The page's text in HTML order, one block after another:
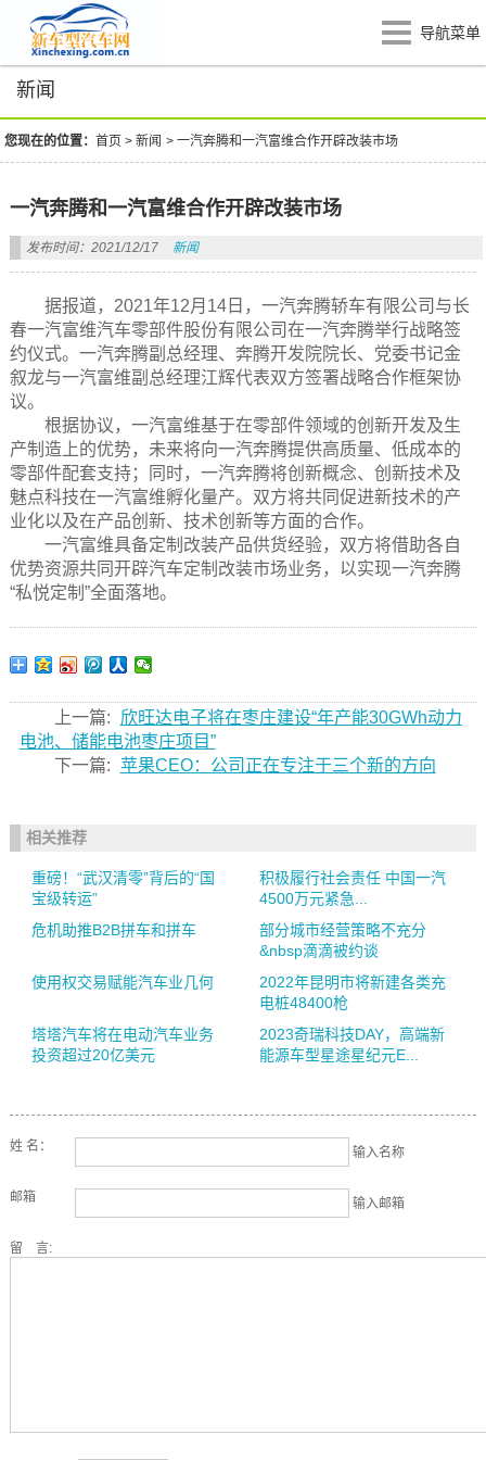
导航菜单
新闻
您现在的位置：首页 >新闻 >一汽奔腾和一汽富维合作开辟改装市场
一汽奔腾和一汽富维合作开辟改装市场
发布时间：2021/12/17 新闻
据报道，2021年12月14日，一汽奔腾轿车有限公司与长
春一汽富维汽车零部件股份有限公司在一汽奔腾举行战略签
约仪式。一汽奔腾副总经理、奔腾开发院院长、党委书记金
叙龙与一汽富维副总经理江辉代表双方签署战略合作框架协
议。
根据协议，一汽富维基于在零部件领域的创新开发及生
产制造上的优势，未来将向一汽奔腾提供高质量、低成本的
零部件配套支持；同时，一汽奔腾将创新概念、创新技术及
魅点科技在一汽富维孵化量产。双方将共同促进新技术的产
业化以及在产品创新、技术创新等方面的合作。
一汽富维具备定制改装产品供货经验，双方将借助各自
优势资源共同开辟汽车定制改装市场业务，以实现一汽奔腾
“私悦定制”全面落地。
上一篇:
欣旺达电子将在枣庄建设“年产能30GWh动力
电池、储能电池枣庄项目”
下一篇: 苹果CEO：公司正在专注于三个新的方向
相关推荐
重磅！“武汉清零”背后的“国
宝级转运”
积极履行社会责任 中国一汽
4500万元紧急...
危机助推B2B拼车和拼车
部分城市经营策略不充分
&nbsp滴滴被约谈
使用权交易赋能汽车业几何
2022年昆明市将新建各类充
电桩48400枪
塔塔汽车将在电动汽车业务
投资超过20亿美元
2023奇瑞科技DAY，高端新
能源车型星途星纪元E...
姓 名： 输入名称
邮箱 输入邮箱
留 言: